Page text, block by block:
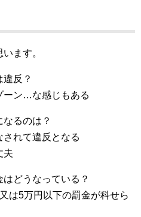
ます。
違反？
ーン…な感じもある
なるのは？
れて違反となる
夫
はどうなっている？
は5万円以下の罰金が科せら